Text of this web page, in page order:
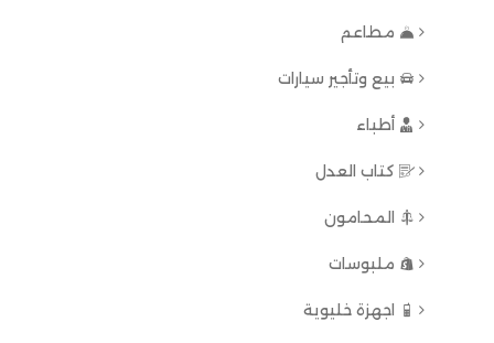
مطاعم
بيع وتأجير سيارات
أطباء
كتاب العدل
المحامون
ملبوسات
اجهزة خليوية